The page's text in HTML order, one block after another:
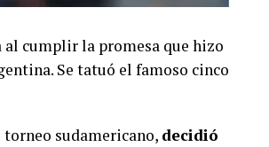
al cumplir la promesa que hizo
Se tatuó el famoso cinco
sudamericano, decidió